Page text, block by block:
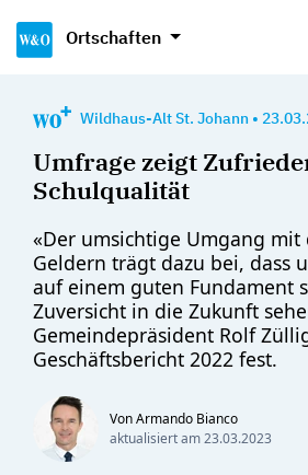
Ortschaften
Wildhaus-Alt St. Johann •
Umfrage zeigt
Schulqualität
«Der umsichtige Umgang
Geldern trägt dazu bei, dass
auf einem guten Fundament
Zuversicht in die Zukunft
Gemeindepräsident Rolf
Geschäftsbericht 2022 fest.
Von Armando Bianco
aktualisiert am23.03.2023